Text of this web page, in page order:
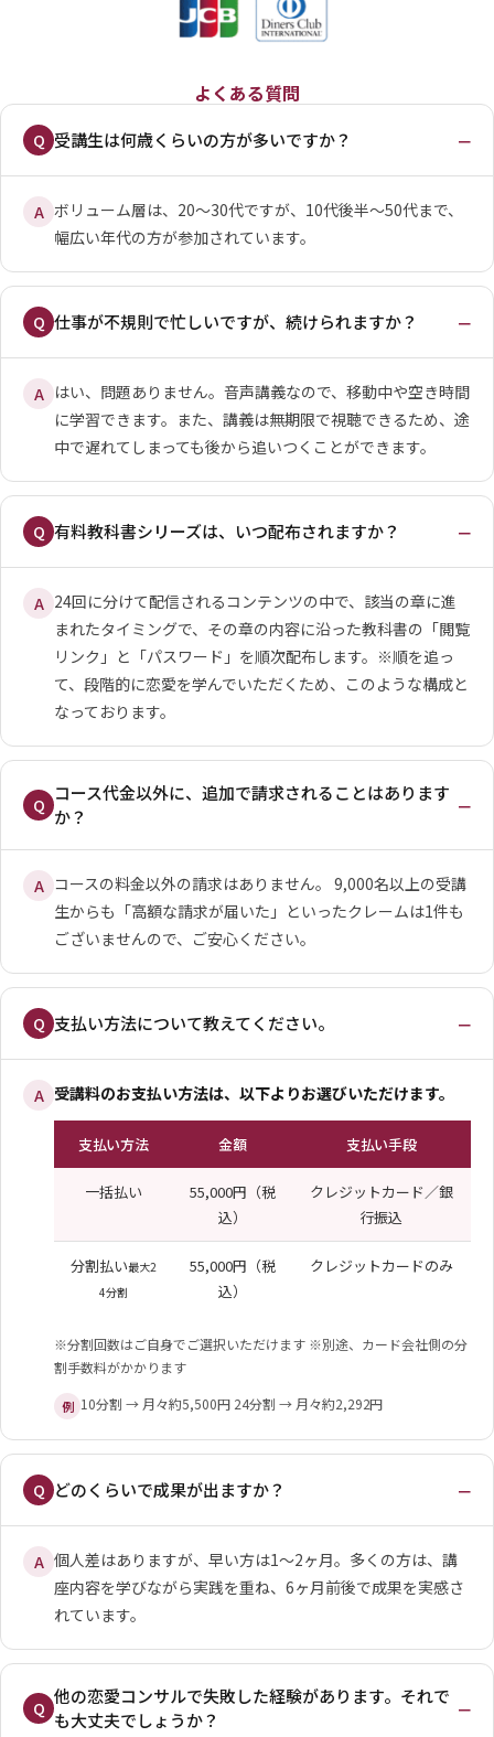
よくある質問
Q 受講生は何歳くらいの方が多いですか？ −
A ボリューム層は、20〜30代ですが、10代後半〜50代まで、
幅広い年代の方が参加されています。
Q 仕事が不規則で忙しいですが、続けられますか？ −
A はい、問題ありません。音声講義なので、移動中や空き時間
に学習できます。また、講義は無期限で視聴できるため、途
中で遅れてしまっても後から追いつくことができます。
Q 有料教科書シリーズは、いつ配布されますか？ −
A 24回に分けて配信されるコンテンツの中で、該当の章に進
まれたタイミングで、その章の内容に沿った教科書の「閲覧
リンク」と「パスワード」を順次配布します。※順を追っ
て、段階的に恋愛を学んでいただくため、このような構成と
なっております。
Q
コース代金以外に、追加で請求されることはあります
か？
−
A コースの料金以外の請求はありません。 9,000名以上の受講
生からも「高額な請求が届いた」といったクレームは1件も
ございませんので、ご安心ください。
Q 支払い方法について教えてください。 −
A 受講料のお支払い方法は、以下よりお選びいただけます。
支払い方法 金額 支払い手段
一括払い
55,000円（税
込）
クレジットカード／銀
行振込
分割払い最大2
4分割
55,000円（税
込）
クレジットカードのみ
※分割回数はご自身でご選択いただけます※別途、カード会社側の分
割手数料がかかります
例 10分割 → 月々約5,500円24分割 → 月々約2,292円
Q どのくらいで成果が出ますか？ −
A 個人差はありますが、早い方は1〜2ヶ月。多くの方は、講
座内容を学びながら実践を重ね、6ヶ月前後で成果を実感さ
れています。
Q
他の恋愛コンサルで失敗した経験があります。それで
も大丈夫でしょうか？
−